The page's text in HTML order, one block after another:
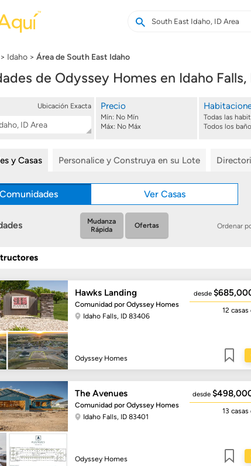
Buscar
casas
Buscar
Idaho Área de South East Idaho
de Odyssey Homes en Idaho Falls,
Ubicación Exacta Precio
Mín: No Mín
Máx: No Máx
Todas las
Todos los
y Casas Personalice y Construya en su Lote
Ver Casas
Mudanza
Rápida
Ofertas Ordenar
Hawks Landing
Comunidad por Odyssey Homes
Idaho Falls, ID 83406
Odyssey Homes
desde
12 casas
The Avenues
Comunidad por Odyssey Homes
Idaho Falls, ID 83401
Odyssey Homes
desde
13 casas